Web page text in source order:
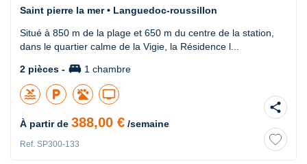
Saint pierre la mer • Languedoc-roussillon
Situé à 850 m de la plage et 650 m du centre de la station,
dans le quartier calme de la Vigie, la Résidence l...
2 pièces - king_bed 1 chambre
pool local_parking tv
À partir de 388,00 € /semaine
Ref. SP300-133
share